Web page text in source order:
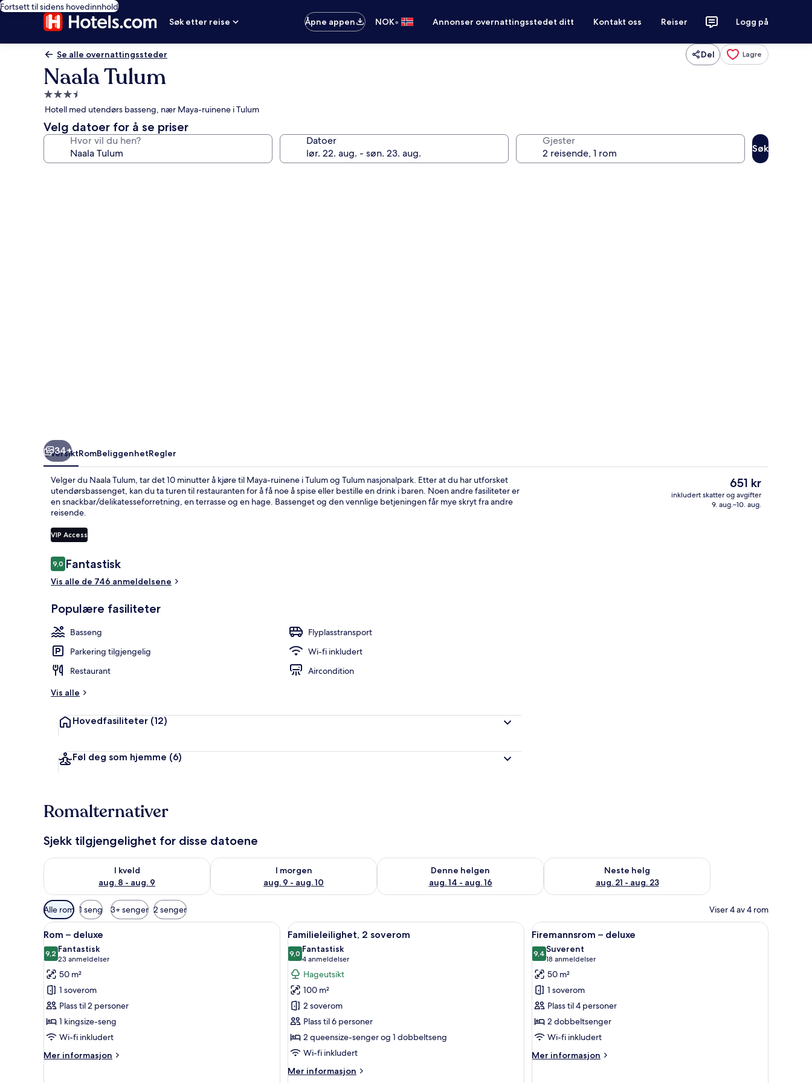
Fortsett til sidens hovedinnhold
Søk etter reise
Åpne appen NOK• Annonser overnattingsstedet ditt Kontakt oss Reiser Logg på
Se alle overnattingssteder Del Lagre
Naala Tulum
Overnattingssted
med
3.5
stjerner
Hotell med utendørs basseng, nær Maya-ruinene i Tulum
Velg datoer for å se priser
Hvor vil du hen? Datoer Gjester
Søk
34+
OversiktRomBeliggenhetRegler
Velger du Naala Tulum, tar det 10 minutter å kjøre til Maya-ruinene i Tulum og Tulum nasjonalpark. Etter at du har utforsket
utendørsbassenget, kan du ta turen til restauranten for å få noe å spise eller bestille en drink i baren. Noen andre fasiliteter er
en snackbar/delikatesseforretning, en terrasse og en hage. Bassenget og den vennlige betjeningen får mye skryt fra andre
reisende.
VIP Access
Anmeldelser
9,09,0 av 10 –
Fantastisk
Vis alle de 746 anmeldelsene
Populære fasiliteter
Basseng
Flyplasstransport
Parkering tilgjengelig
Wi-fi inkludert
Restaurant
Aircondition
Vis alle
Hovedfasiliteter (12)
Føl deg som hjemme (6)
Den
nåværende
prisen
651 kr
inkludert skatter og avgifter
9. aug.–10. aug.
Romalternativer
Sjekk tilgjengelighet for disse datoene
I kveld
aug. 8 - aug. 9
Sjekk tilgjengelighet for i kveld, aug. 8 - aug. 9
I morgen
aug. 9 - aug. 10
Sjekk tilgjengelighet for i morgen, aug. 9 - aug. 10
Denne helgen
aug. 14 - aug. 16
Sjekk tilgjengelighet for denne helgen, aug. 14 - aug. 16
Neste helg
aug. 21 - aug. 23
Sjekk tilgjengelighet for neste helg, aug. 21 - aug. 23
Tilgjengelige
filtre
for
rom
Alle rom 1 seng 3+ senger 2 senger Viser 4 av 4 rom
Åpne
alle
bildene
av
Rom
–
deluxe
Sengetøy av topp kvalitet, dundyner, minibar og safe på rommet
7
Rom – deluxe
9,29,2 av 10
Fantastisk
23 anmeldelser
(23
anmeldelser)
50 m²
1 soverom
Plass til 2 personer
1 kingsize-seng
Wi-fi inkludert
Mer informasjon
Mer
Åpne
alle
bildene
av
Familieleilighet,
2
soverom
Sengetøy av topp kvalitet, dundyner, minibar og safe på rommet
8
Familieleilighet, 2 soverom
9,09,0 av 10
Fantastisk
4 anmeldelser
(4
anmeldelser)
Hageutsikt
100 m²
2 soverom
Plass til 6 personer
2 queensize-senger og 1 dobbeltseng
Wi-fi inkludert
Mer informasjon
Mer
Åpne
alle
bildene
av
Firemannsrom
–
deluxe
Sengetøy av topp kvalitet, dundyner,
7
Firemannsrom – deluxe
9,49,4 av 10
Suverent
18 anmeldelser
(18
anmeldelser)
50 m²
1 soverom
Plass til 4 personer
2 dobbeltsenger
Wi-fi inkludert
Mer informasjon
Mer